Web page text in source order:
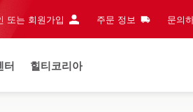
또는 회원가입 주문 정보 문의
터 힐티코리아